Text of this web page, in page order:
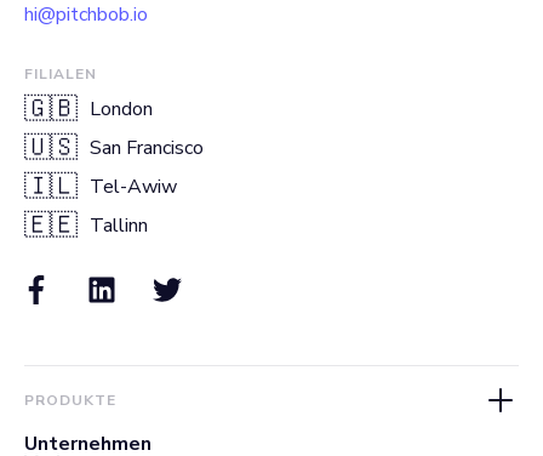
hi@pitchbob.io
FILIALEN
🇬🇧 London
🇺🇸 San Francisco
🇮🇱 Tel-Awiw
🇪🇪 Tallinn
PRODUKTE
Unternehmen